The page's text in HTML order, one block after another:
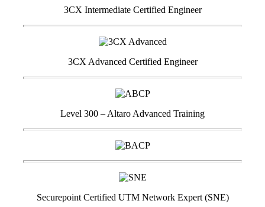
3CX Intermediate Certified Engineer
3CX Advanced Certified Engineer
Level 300 – Altaro Advanced Training
Securepoint Certified UTM Network Expert (SNE)